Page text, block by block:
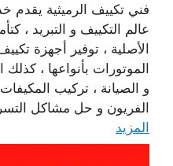
فني تكييف الرميثية
عالم التكييف و التبريد ،
الأصلية ، توفير أجهزة
الموتورات بأنواعها ،
و الصيانة ، تركيب المكيفات
الفريون و حل مشاكل
المزيد